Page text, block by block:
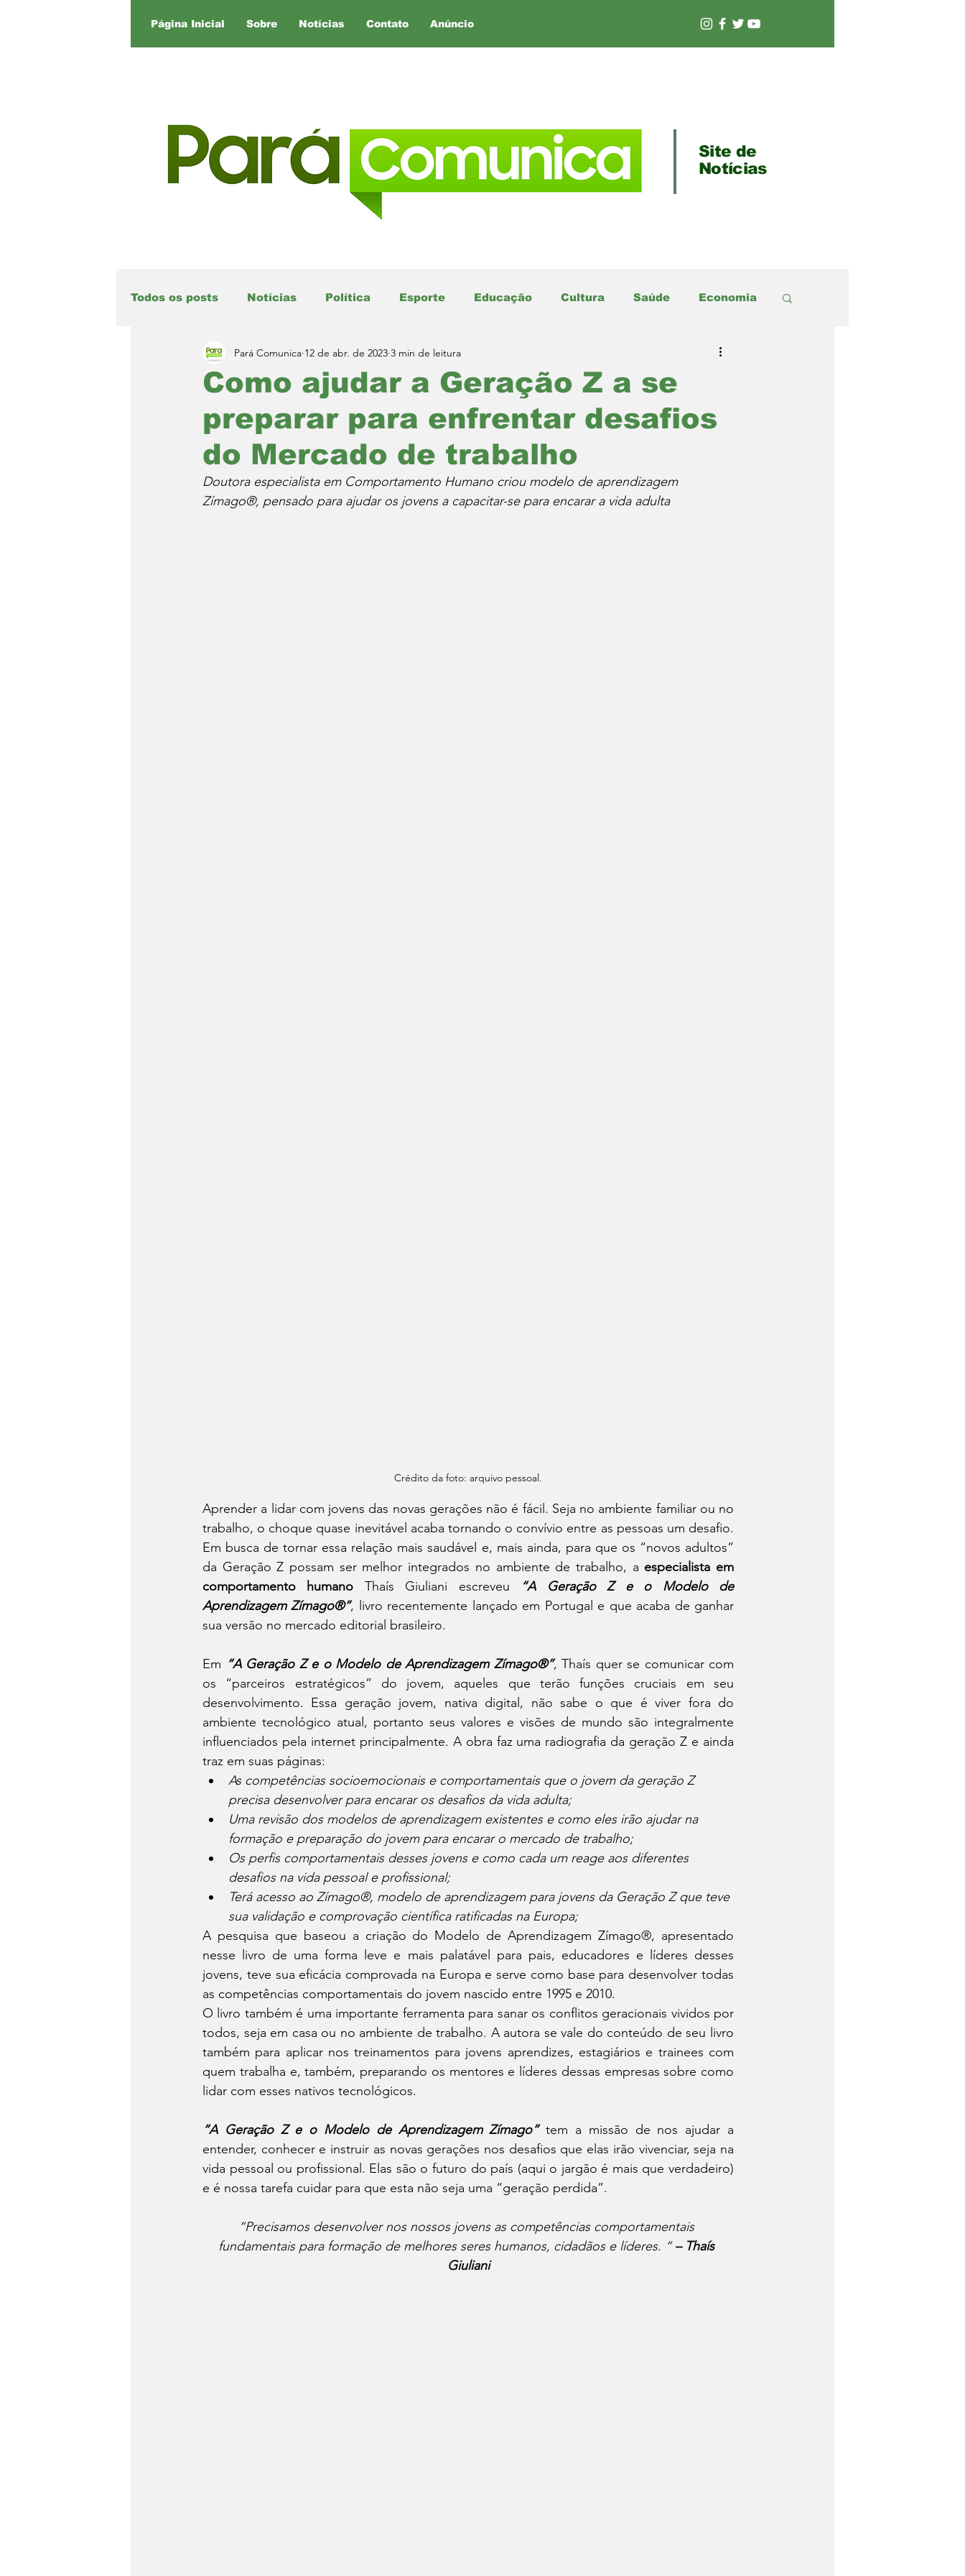
Página Inicial Sobre Notícias Contato Anúncio
Site de
Notícias
Todos os posts Notícias Política Esporte Educação Cultura Saúde Economia
Como ajudar a Geração Z a se
preparar para enfrentar desafios
do Mercado de trabalho
Pará Comunica 12 de abr. de 2023 3 min de leitura
Doutora especialista em Comportamento Humano criou modelo de aprendizagem
Zímago®, pensado para ajudar os jovens a capacitar-se para encarar a vida adulta
Crédito da foto: arquivo pessoal.
Aprender a lidar com jovens das novas gerações não é fácil. Seja no ambiente familiar ou no
trabalho, o choque quase inevitável acaba tornando o convívio entre as pessoas um desafio.
Em busca de tornar essa relação mais saudável e, mais ainda, para que os “novos adultos”
da Geração Z possam ser melhor integrados no ambiente de trabalho, a especialista em
comportamento humano Thaís Giuliani escreveu
“A Geração Z e o Modelo de
Aprendizagem Zímago®”, livro recentemente lançado em Portugal e que acaba de ganhar
sua versão no mercado editorial brasileiro.
Em “A Geração Z e o Modelo de Aprendizagem Zímago®”, Thaís quer se comunicar com
os “parceiros estratégicos” do jovem, aqueles que terão funções cruciais em seu
desenvolvimento. Essa geração jovem, nativa digital, não sabe o que é viver fora do
ambiente tecnológico atual, portanto seus valores e visões de mundo são integralmente
influenciados pela internet principalmente. A obra faz uma radiografia da geração Z e ainda
traz em suas páginas:
As competências socioemocionais e comportamentais que o jovem da geração Z
precisa desenvolver para encarar os desafios da vida adulta;
Uma revisão dos modelos de aprendizagem existentes e como eles irão ajudar na
formação e preparação do jovem para encarar o mercado de trabalho;
Os perfis comportamentais desses jovens e como cada um reage aos diferentes
desafios na vida pessoal e profissional;
Terá acesso ao Zímago®, modelo de aprendizagem para jovens da Geração Z que teve
sua validação e comprovação científica ratificadas na Europa;
A pesquisa que baseou a criação do Modelo de Aprendizagem Zímago®, apresentado
nesse livro de uma forma leve e mais palatável para pais, educadores e líderes desses
jovens, teve sua eficácia comprovada na Europa e serve como base para desenvolver todas
as competências comportamentais do jovem nascido entre 1995 e 2010.
O livro também é uma importante ferramenta para sanar os conflitos geracionais vividos por
todos, seja em casa ou no ambiente de trabalho. A autora se vale do conteúdo de seu livro
também para aplicar nos treinamentos para jovens aprendizes, estagiários e trainees com
quem trabalha e, também, preparando os mentores e líderes dessas empresas sobre como
lidar com esses nativos tecnológicos.
“A Geração Z e o Modelo de Aprendizagem Zímago” tem a missão de nos ajudar a
entender, conhecer e instruir as novas gerações nos desafios que elas irão vivenciar, seja na
vida pessoal ou profissional. Elas são o futuro do país (aqui o jargão é mais que verdadeiro)
e é nossa tarefa cuidar para que esta não seja uma “geração perdida”.
“Precisamos desenvolver nos nossos jovens as competências comportamentais
fundamentais para formação de melhores seres humanos, cidadãos e líderes. “ – Thaís
Giuliani